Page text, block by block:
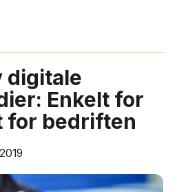
digitale
Enkelt for
for bedriften